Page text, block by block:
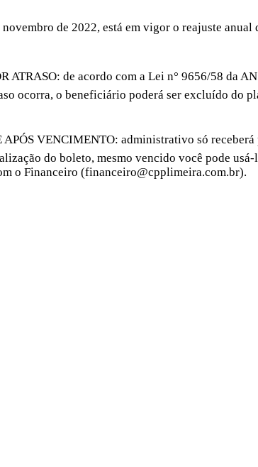
de 2022, está em vigor o reajuste anual
ATRASO: de acordo com a Lei n° 9656/58 da
ocorra, o beneficiário poderá ser excluído do
APÓS VENCIMENTO: administrativo só
do boleto, mesmo vencido você pode
o Financeiro (financeiro@cpplimeira.com.br).